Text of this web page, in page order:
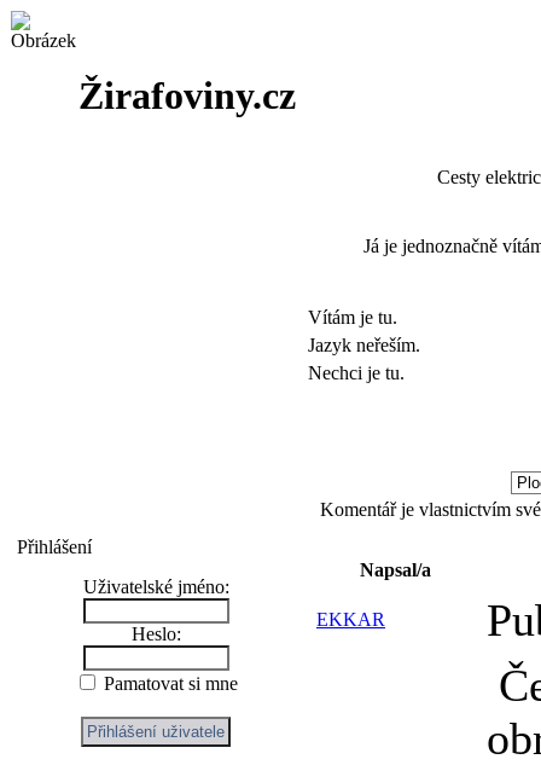
Žirafoviny.cz
Cesty
Přihlášení
Uživatelské jméno:
Heslo:
Pamatovat si mne
Já je jednoznačně
Vítám je tu.
Jazyk neřeším.
Nechci je tu.
Komentář je vlastnictvím
Napsal/a
EKKAR